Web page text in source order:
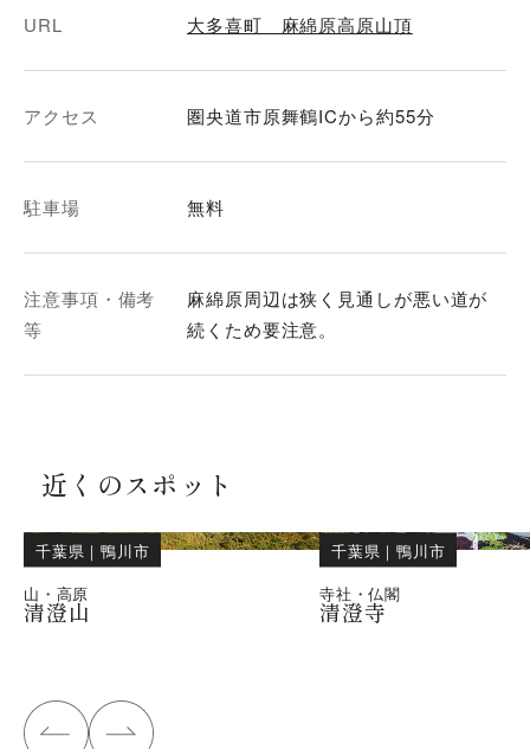
URL 大多喜町 麻綿原高原山頂
アクセス
駐車場 無料
注意事項・備考
等
麻綿原周辺は狭く見通しが悪い道が
続くため要注意。
近くのスポット
千葉県 ｜鴨川市
山・高原
清澄山
千葉県 ｜鴨川市
寺社・仏閣
清澄寺